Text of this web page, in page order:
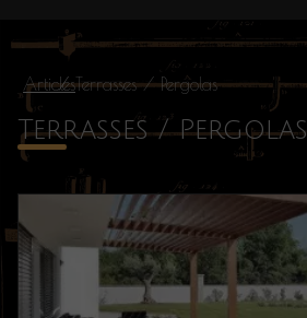
ArticlesTerrasses / Pergolas
Terrasses / Pergolas